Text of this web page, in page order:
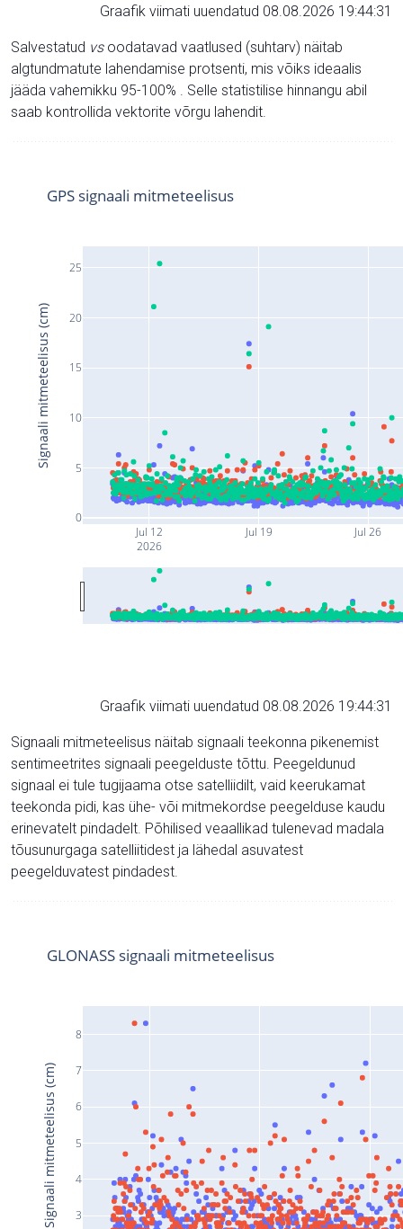
Graafik viimati uuendatud 08.08.2026 19:44:31
Salvestatud vsoodatavad vaatlused (suhtarv) näitab
algtundmatute lahendamise protsenti, mis võiks ideaalis
jääda vahemikku 95-100% . Selle statistilise hinnangu abil
saab kontrollida vektorite võrgu lahendit.
Jul 12
2026
Jul 19 Jul 26
0
5
10
15
20
25
GPS signaali mitmeteelisus
Signaali mitmeteelisus (cm)
Graafik viimati uuendatud 08.08.2026 19:44:31
Signaali mitmeteelisus näitab signaali teekonna pikenemist
sentimeetrites signaali peegelduste tõttu. Peegeldunud
signaal ei tule tugijaama otse satelliidilt, vaid keerukamat
teekonda pidi, kas ühe- või mitmekordse peegelduse kaudu
erinevatelt pindadelt. Põhilised veaallikad tulenevad madala
tõusunurgaga satelliitidest ja lähedal asuvatest
peegelduvatest pindadest.
3
4
5
6
7
8
GLONASS signaali mitmeteelisus
Signaali mitmeteelisus (cm)